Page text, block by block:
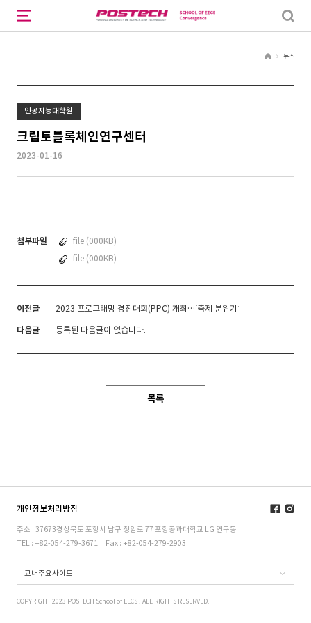
H
뉴스
인공지능대학원
크립토블록체인연구센터
2023-01-16
첨부파일
file (000KB)
file (000KB)
이전글 2023 프로그래밍 경진대회(PPC) 개최…‘축제 분위기’
다음글 등록된 다음글이 없습니다.
목록
개인정보처리방침
주소 : 37673경상북도 포항시 남구 청암로 77 포항공과대학교 LG 연구동
TEL : +82-054-279-3671
Fax : +82-054-279-2903
교내주요사이트
COPYRIGHT 2023 POSTECH School of EECS . ALL RIGHTS RESERVED.